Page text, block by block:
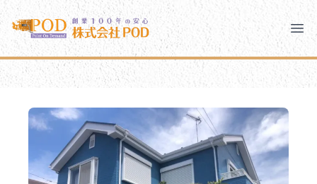
メインコンテンツにスキップ
株式会社ペイント・オン・デマンド
千葉の外壁塗装・屋根塗装なら創業100年の安心 ペイン
株式会社ペイント・オン・デマンド
モバイルメニュー
PODのまちづくり 安心の取り組み
ご相談と流れ よくあるご質問
PODについて